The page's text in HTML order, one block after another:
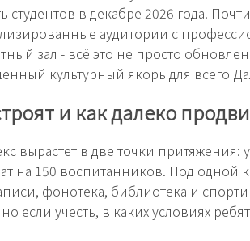
студентов в декабре 2026 года.
аудитории с
зал - всё это не просто
культурный якорь для всего
и как далеко
вырастет в две точки притяжения:
на 150 воспитанников. Под одной
фонотека, библиотека и
если учесть, в каких условиях